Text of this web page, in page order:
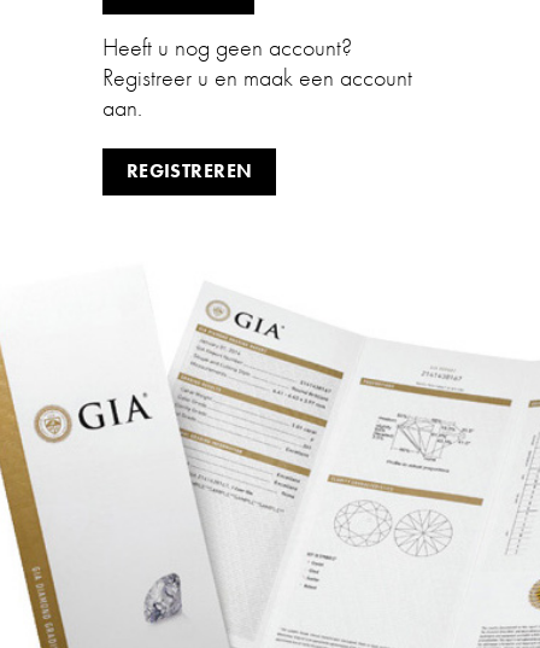
Heeft u nog geen account?
Registreer u en maak een account
aan.
REGISTREREN